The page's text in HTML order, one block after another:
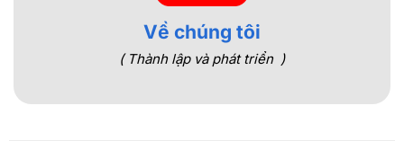
Về chúng tôi
( Thành lập và phát triển )